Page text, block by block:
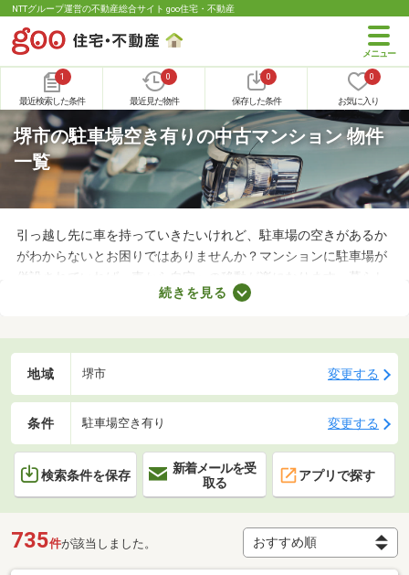
NTTグループ運営の不動産総合サイト goo住宅・不動産
1
最近検索した条件
0
最近見た物件
0
保存した条件
0
お気に入り
堺市の駐車場空き有りの中古マンション 物件
一覧
引っ越し先に車を持っていきたいけれど、駐車場の空きがあるか
がわからないとお困りではありませんか？マンションに駐車場が
併設されていれば、車から自宅への移動が楽になります。暮らし
やすさに直結するポイントなので、購入前に必ず駐車場の空きが
中古マンションを紹介します。
続きを見る
地域 堺市 変更する
条件 駐車場空き有り 変更する
検索条件を保存
新着メールを受
取る
アプリで探す
735件が該当しました。